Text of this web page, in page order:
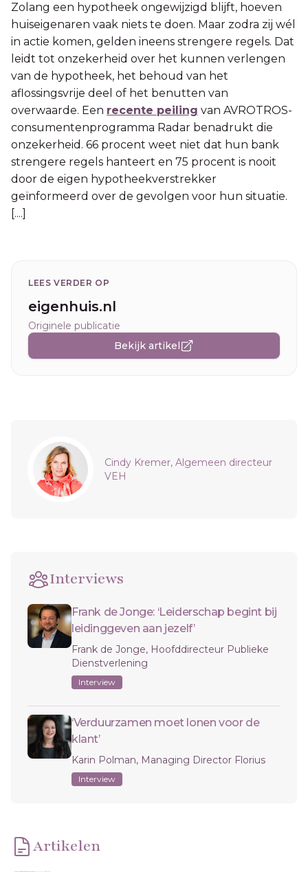
Zolang een hypotheek ongewijzigd blijft, hoeven
huiseigenaren vaak niets te doen. Maar zodra zij wél
in actie komen, gelden ineens strengere regels. Dat
leidt tot onzekerheid over het kunnen verlengen
van de hypotheek, het behoud van het
aflossingsvrije deel of het benutten van
overwaarde. Een recente peiling van AVROTROS-
consumentenprogramma Radar benadrukt die
onzekerheid. 66 procent weet niet dat hun bank
strengere regels hanteert en 75 procent is nooit
door de eigen hypotheekverstrekker
geïnformeerd over de gevolgen voor hun situatie.
[....]
LEES VERDER OP
eigenhuis.nl
Originele publicatie
Bekijk artikel
Sidebar
Cindy Kremer, Algemeen directeur
VEH
Interviews
Frank de Jonge: ‘Leiderschap begint bij
leidinggeven aan jezelf’
Frank de Jonge, Hoofddirecteur Publieke
Dienstverlening
Interview
‘Verduurzamen moet lonen voor de
klant’
Karin Polman, Managing Director Florius
Interview
Artikelen